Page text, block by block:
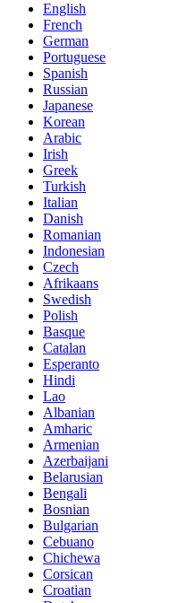
English
French
German
Portuguese
Spanish
Russian
Japanese
Korean
Arabic
Irish
Greek
Turkish
Italian
Danish
Romanian
Indonesian
Czech
Afrikaans
Swedish
Polish
Basque
Catalan
Esperanto
Hindi
Lao
Albanian
Amharic
Armenian
Azerbaijani
Belarusian
Bengali
Bosnian
Bulgarian
Cebuano
Chichewa
Corsican
Croatian